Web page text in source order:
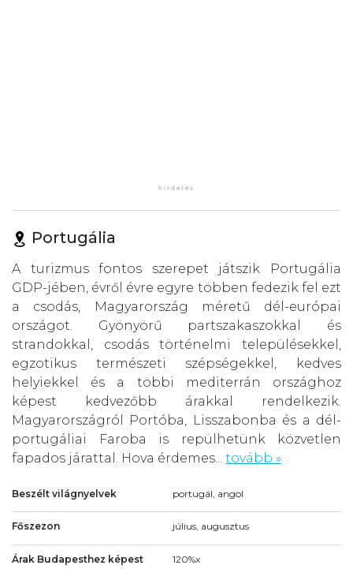
Portugália
A turizmus fontos szerepet játszik Portugália
GDP-jében, évről évre egyre többen fedezik fel ezt
a csodás, Magyarország méretű dél-európai
országot. Gyönyörű partszakaszokkal és
strandokkal, csodás történelmi településekkel,
egzotikus természeti szépségekkel, kedves
helyiekkel és a többi mediterrán országhoz
képest kedvezőbb árakkal rendelkezik.
Magyarországról Portóba, Lisszabonba és a dél-
portugáliai Faroba is repülhetünk közvetlen
fapados járattal. Hova érdemes... tovább »
Beszélt világnyelvek portugál, angol
Főszezon július, augusztus
Árak Budapesthez képest 120%x